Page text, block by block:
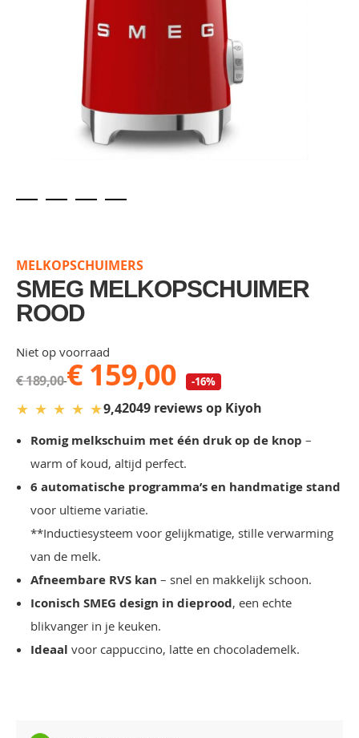
beginning
of
the
images
MELKOPSCHUIMERS
SMEG MELKOPSCHUIMER
ROOD
Niet op voorraad
€ 189,00€ 159,00 -16%
★ ★ ★ ★ ★9,42049 reviews op Kiyoh
Romig melkschuim met één druk op de knop –
warm of koud, altijd perfect.
6 automatische programma’s en handmatige stand
voor ultieme variatie.
**Inductiesysteem voor gelijkmatige, stille verwarming
van de melk.
Afneembare RVS kan – snel en makkelijk schoon.
Iconisch SMEG design in dieprood, een echte
blikvanger in je keuken.
Ideaal voor cappuccino, latte en chocolademelk.